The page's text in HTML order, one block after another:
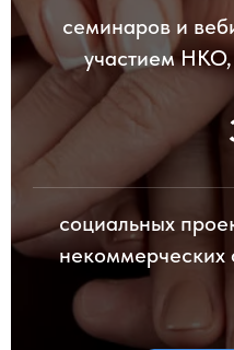
семинаров и
участием НКО,
социальных
некоммерческих